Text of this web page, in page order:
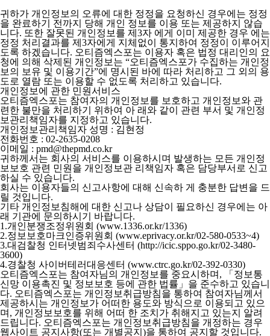
귀하가 개인정보의 오류에 대한 정정을 요청하신 경우에는 정정
을 완료하기 전까지 당해 개인 정보를 이용 또는 제공하지 않습
니다. 또한 잘못된 개인정보를 제3자 에게 이미 제공한 경우 에는
정정 처리결과를 제3자에게 지체없이 통지하여 정정이 이루어지
도록 하겠습니다. 오티즘엑스포는 이용자 혹은 법정 대리인의 요
청에 의해 삭제된 개인정보는 “오티즘엑스포가 수집하는 개인정
보의 보유 및 이용기간”에 명시된 바에 따라 처리하고 그 외의 용
도로 열람 또는 이용할 수 없도록 처리하고 있습니다.
개인정보에 관한 민원서비스
오티즘엑스포는 참여자의 개인정보를 보호하고 개인정보와 관
련한 불만을 처리하기 위하여 아 래와 같이 관련 부서 및 개인정
보관리책임자를 지정하고 있습니다.
개인정보관리책임자 성명 : 김현정
전화번호 : 02-2635-0208
이메일 : pmd@thepmd.co.kr
귀하께서는 회사의 서비스를 이용하시며 발생하는 모든 개인정
보보호 관련 민원을 개인정보관 리책임자 혹은 담당부서로 신고
하실 수 있습니다.
회사는 이용자들의 신고사항에 대해 신속하 게 충분한 답변을 드
릴 것입니다.
기타 개인정보침해에 대한 신고나 상담이 필요하신 경우에는 아
래 기관에 문의하시기 바랍니다.
1.개인분쟁조정위원회 (www.1336.or.kr/1336)
2.정보보호마크인증위원회 (www.eprivacy.or.kr/02-580-0533~4)
3.대검찰청 인터넷범죄수사센터 (http://icic.sppo.go.kr/02-3480-
3600)
4.경찰청 사이버테러대응센터 (www.ctrc.go.kr/02-392-0330)
오티즘엑스포는 참여자님의 개인정보를 중요시하며, 「정보통
신망 이용촉진 및 정보보호 등에 관한 법률」을 준수하고 있습니
다. 오티즘엑스포는 개인정보취급방침을 통하여 참여자님께서
제공하시는 개인정보가 어떠한 용도와 방식으로 이용되고 있으
며, 개인정보보호를 위해 어떠 한 조치가 취해지고 있는지 알려
드립니다. 오티즘엑스포는 개인정보취급방침을 개정하는 경우
웹사이트 공지사항(또는 개별공지)을 통하여 공지할 것입니다.